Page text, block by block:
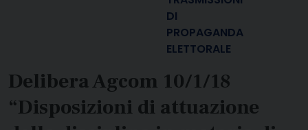
DI
PROPAGANDA
ELETTORALE
Delibera Agcom 10/1/18
“Disposizioni di attuazione